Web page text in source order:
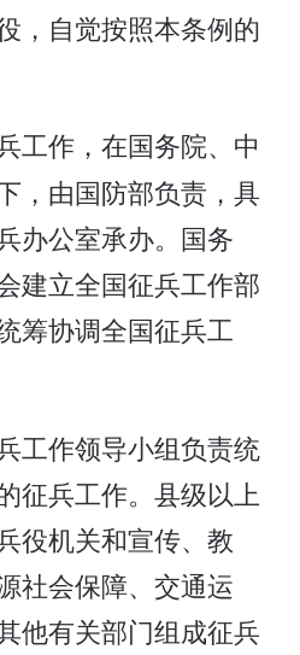
，自觉按照本条例的
工作，在国务院、中
，由国防部负责，具
办公室承办。国务
建立全国征兵工作部
筹协调全国征兵工
工作领导小组负责统
征兵工作。县级以上
役机关和宣传、教
社会保障、交通运
他有关部门组成征兵